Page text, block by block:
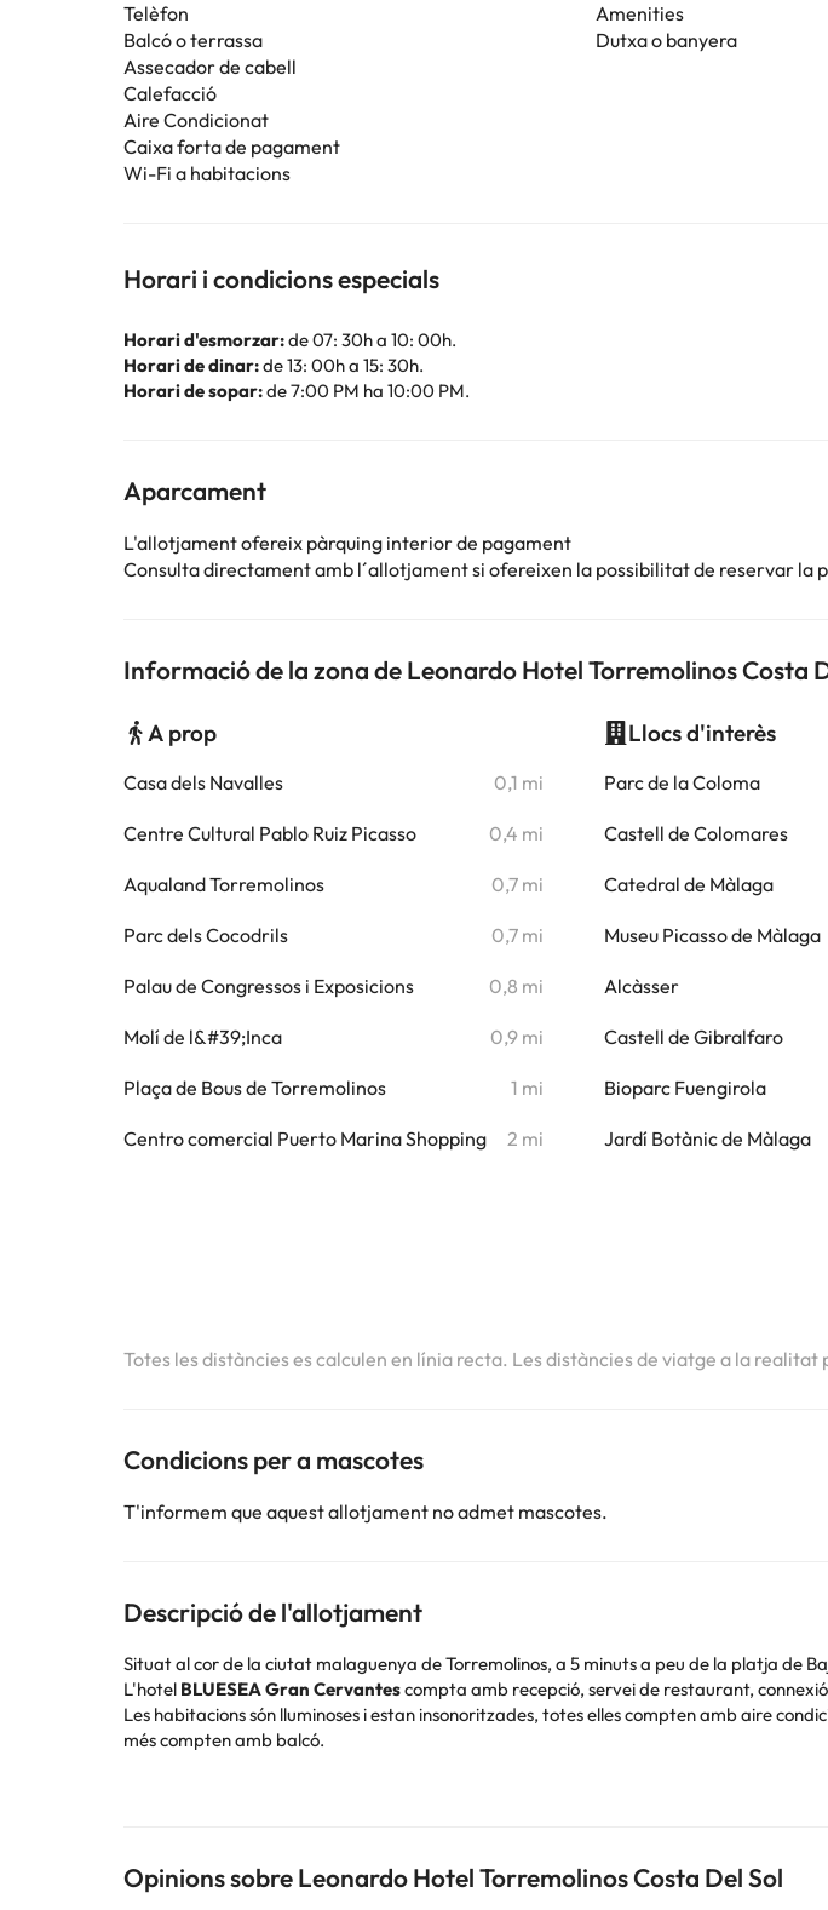
Telèfon
Balcó o terrassa
Assecador de cabell
Calefacció
Aire Condicionat
Caixa forta de pagament
Wi-Fi a habitacions
Amenities
Dutxa o banyera
Horari i condicions especials
Horari d'esmorzar:de 07: 30h a 10: 00h.
Horari de dinar:de 13: 00h a 15: 30h.
Horari de sopar:de 7:00 PM ha 10:00 PM.
Aparcament
L'allotjament ofereix pàrquing interior de pagament
Consulta directament amb l´allotjament si ofereixen la possibilitat de reservar la
Informació de la zona de Leonardo Hotel Torremolinos Costa
A prop
Casa dels Navalles 0,1 mi
Centre Cultural Pablo Ruiz Picasso 0,4 mi
Aqualand Torremolinos 0,7 mi
Parc dels Cocodrils 0,7 mi
Palau de Congressos i Exposicions 0,8 mi
Molí de l&#39;Inca 0,9 mi
Plaça de Bous de Torremolinos 1 mi
Centro comercial Puerto Marina Shopping 2 mi
Llocs d'interès
Parc de la Coloma
Castell de Colomares
Catedral de Màlaga
Museu Picasso de Màlaga
Alcàsser
Castell de Gibralfaro
Bioparc Fuengirola
Jardí Botànic de Màlaga
Totes les distàncies es calculen en línia recta. Les distàncies de viatge a la realitat
Condicions per a mascotes
T'informem que aquest allotjament no admet mascotes.
Descripció de l'allotjament
Situat al cor de la ciutat malaguenya de Torremolinos, a 5 minuts a peu de la platja de
L'hotel BLUESEA Gran Cervantescompta amb recepció, servei de restaurant,
Les habitacions són lluminoses i estan insonoritzades, totes elles compten amb aire
més compten amb balcó.
Podràs gaudir de la zona, visitar el Parc de la Bateria a uns 3 km amb cotxe, o bé
Opinions sobre Leonardo Hotel Torremolinos Costa Del Sol